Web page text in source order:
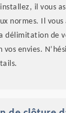
il vous
normes. Il vous
délimitation de
vos envies.